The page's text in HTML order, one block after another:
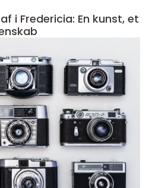
i Fredericia: En kunst, et